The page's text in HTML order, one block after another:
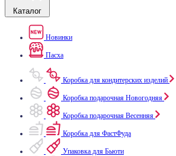
Каталог
Новинки
Пасха
Коробка для кондитерских изделий
Коробка подарочная Новогодняя
Коробка подарочная Весенняя
Коробка для ФастФуда
Упаковка для Бьюти